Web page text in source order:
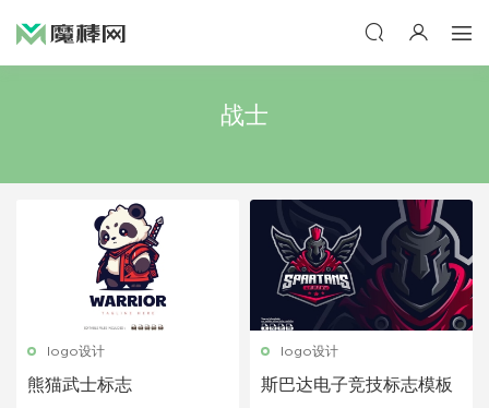
战士
logo设计
熊猫武士标志
logo设计
斯巴达电子竞技标志模板